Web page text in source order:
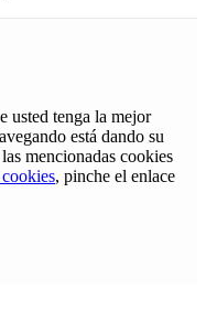
usted tenga la mejor
está dando su
mencionadas cookies
, pinche el enlace